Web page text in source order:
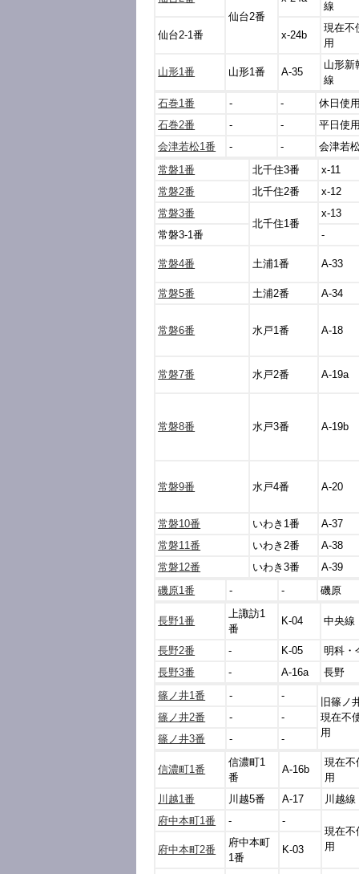
仙台2番
線
仙台2-1番 x-24b
現在不
用
山形1番 山形1番 A-35
山形新
線
石巻1番
- -
休日使
石巻2番
- -
平日使
会津若松1番
- -
会津若
常磐1番
北千住3番
x-11
常磐2番
北千住2番
x-12
常磐3番
北千住1番
x-13
常磐3-1番
-
常磐4番 土浦1番 A-33
常磐5番 土浦2番 A-34
常磐6番 水戸1番 A-18
常磐7番 水戸2番 A-19a
常磐8番 水戸3番 A-19b
常磐9番 水戸4番 A-20
常磐10番 いわき1番
A-37
常磐11番
いわき2番
A-38
常磐12番
いわき3番
A-39
磯原1番
- - 磯原
長野1番
上諏訪1
番
K-04 中央線
長野2番 - K-05
明科・
長野3番
- A-16a
長野
篠ノ井1番
- -
旧篠ノ
現在不
用
篠ノ井2番 -
-
篠ノ井3番
- -
信濃町1番
信濃町1
番
A-16b
現在不
用
川越1番
川越5番 A-17
川越線
府中本町1番
-
-
現在不
用
府中本町2番
府中本町
1番
K-03